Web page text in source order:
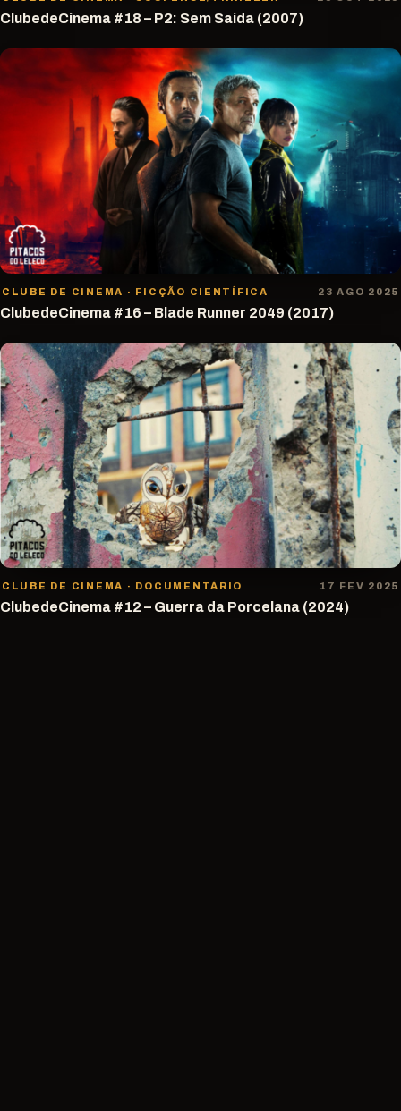
ClubedeCinema #18 – P2: Sem Saída (2007)
CLUBE DE CINEMA · FICÇÃO CIENTÍFICA 23 AGO 2025
ClubedeCinema #16 – Blade Runner 2049 (2017)
CLUBE DE CINEMA · DOCUMENTÁRIO 17 FEV 2025
ClubedeCinema #12 – Guerra da Porcelana (2024)